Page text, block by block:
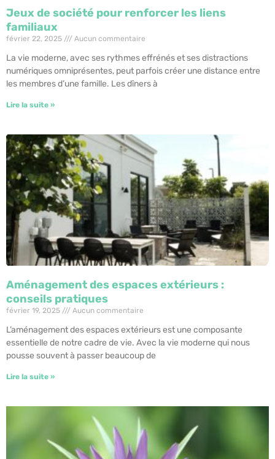
Jeux de société pour renforcer les liens
familiaux
février 22, 2025 Aucun commentaire
La vie moderne, avec ses rythmes effrénés et ses distractions
numériques omniprésentes, peut parfois créer une distance entre
les membres d’une famille. Les dîners à
Lire la suite »
Aménagement des espaces extérieurs :
conseils pratiques
février 19, 2025 Aucun commentaire
L’aménagement des espaces extérieurs est une composante
essentielle de notre cadre de vie. Avec la vie moderne qui nous
pousse souvent à passer beaucoup de
Lire la suite »